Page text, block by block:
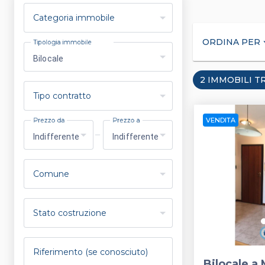
Categoria immobile
Bilocale
Tipologia immobile
Tipo contratto
Indifferente
Prezzo da
Indifferente
Prezzo a
Comune
Stato costruzione
Riferimento (se conosciuto)
ORDINA PER
2 IMMOBILI
VENDITA